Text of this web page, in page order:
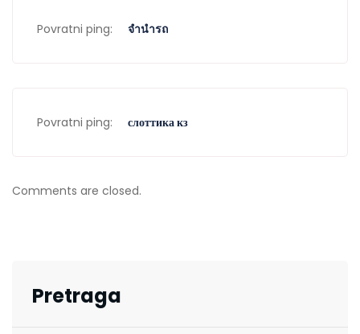
Povratni ping: จำนำรถ
Povratni ping: слоттика кз
Comments are closed.
Pretraga